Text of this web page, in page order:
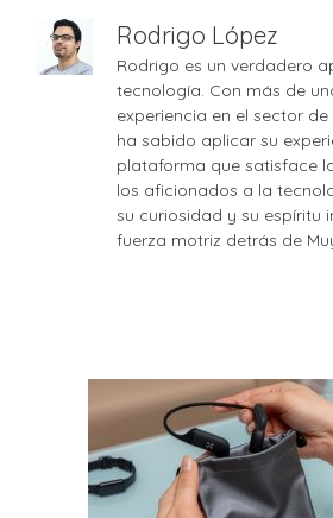
Rodrigo López
Rodrigo es un verdadero
tecnología. Con más de
experiencia en el sector
ha sabido aplicar su
plataforma que satisface
los aficionados a la
su curiosidad y su espíritu
fuerza motriz detrás de